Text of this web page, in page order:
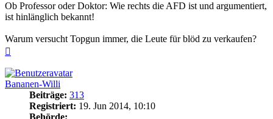
Ob Professor oder Doktor: Wie rechts die AFD ist und argumentiert,
ist hinlänglich bekannt!
Warum versucht Topgun immer, die Leute für blöd zu verkaufen?
Bananen-Willi
Beiträge: 313
Registriert: 19. Jun 2014, 10:10